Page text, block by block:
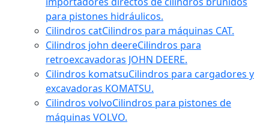
para pistones hidráulicos.
Cilindros catCilindros para máquinas CAT.
Cilindros john deereCilindros para
retroexcavadoras JOHN DEERE.
Cilindros komatsuCilindros para cargadores y
excavadoras KOMATSU.
Cilindros volvoCilindros para pistones de
máquinas VOLVO.